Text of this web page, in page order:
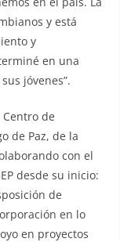
y está
y
en una
jóvenes”.
de
de Paz, de la
con el
desde su inicio:
de
en lo
en proyectos